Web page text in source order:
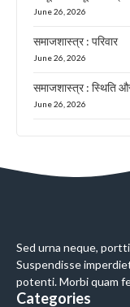
June 26, 2026
समाजशास्त्र : परिवार
June 26, 2026
समाजशास्त्र : स्थिति
June 26, 2026
Sed urna neque,
Suspendisse
potenti. Morbi quam
Categories